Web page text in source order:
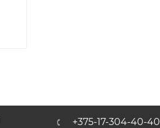
+375-17-304-40-40